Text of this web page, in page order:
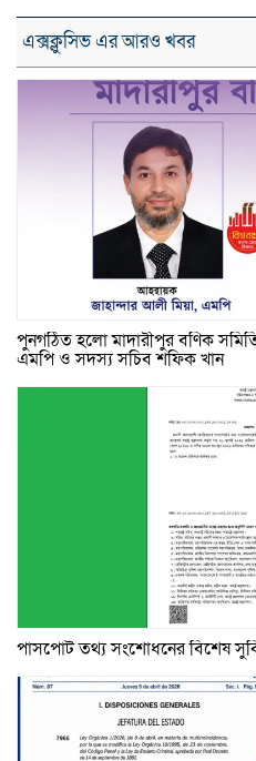
এক্সক্লুসিভ এর আরও খবর
পুনর্গঠিত হলো মাদারীপুর বণিক
এমপি ও সদস্য সচিব শফিক খান
পাসপোর্ট তথ্য সংশোধনের বিশেষ